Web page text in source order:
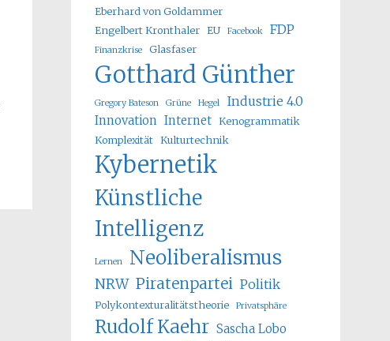
Eberhard von Goldammer
Engelbert Kronthaler EU Facebook FDP
Finanzkrise Glasfaser
Gotthard Günther
Gregory Bateson Grüne Hegel Industrie 4.0
Innovation Internet Kenogrammatik
Komplexität Kulturtechnik
Kybernetik
Künstliche
Intelligenz
Lernen Neoliberalismus
NRW Piratenpartei Politik
Polykontexturalitätstheorie Privatsphäre
Rudolf Kaehr Sascha Lobo